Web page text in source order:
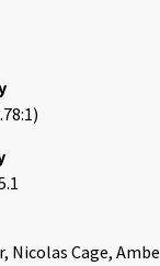
Nicolas Cage,